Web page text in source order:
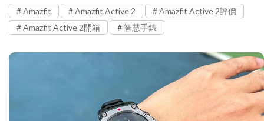
Amazfit Amazfit Active 2
Amazfit Active 2評價
Amazfit Active 2開箱
智慧手錶